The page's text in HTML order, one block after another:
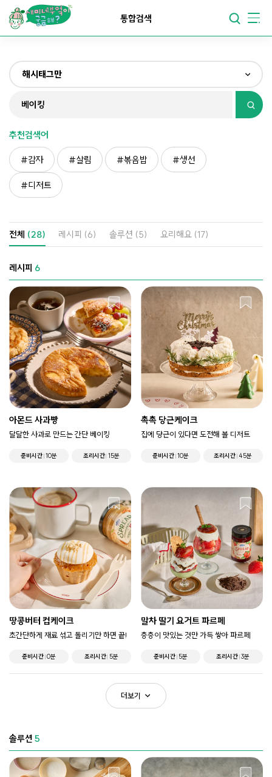
맛있어지는부엌
요리가쉬워지는부엌
통합검색
해시태그만
전체
재료만
해시태그만
추천검색어
감자 살림 볶음밥 생선
디저트
전체 (28) 레시피 (6) 솔루션 (5) 요리해요 (17)
레시피 6
아몬드 사과빵
달달한 사과로 만드는 간단 베이킹
준비시간 10분 조리시간 15분
촉촉 당근케이크
집에 당근이 있다면 도전해 볼 디저트
준비시간 10분 조리시간 45분
땅콩버터 컵케이크
초간단하게 재료 섞고 돌리기만 하면 끝!
준비시간 0분 조리시간 5분
말차 딸기 요거트 파르페
층층이 맛있는 것만 가득 쌓아 파르페
준비시간 5분 조리시간 3분
더보기
솔루션 5